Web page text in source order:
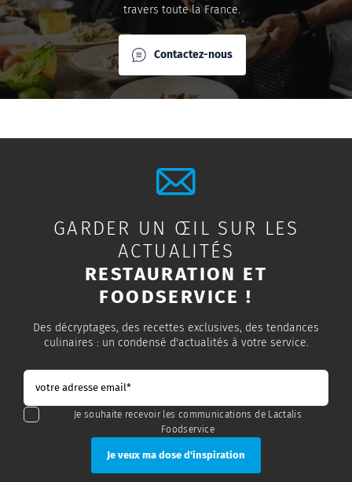
travers toute la France.
Contactez-nous
GARDER UN ŒIL SUR LES
ACTUALITÉS
RESTAURATION ET
FOODSERVICE !
Des décryptages, des recettes exclusives, des tendances
culinaires : un condensé d'actualités à votre service.
Je souhaite recevoir les communications de Lactalis
Foodservice